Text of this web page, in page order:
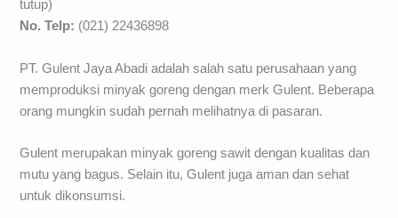
tutup)
No. Telp: (021) 22436898
PT. Gulent Jaya Abadi adalah salah satu perusahaan yang
memproduksi minyak goreng dengan merk Gulent. Beberapa
orang mungkin sudah pernah melihatnya di pasaran.
Gulent merupakan minyak goreng sawit dengan kualitas dan
mutu yang bagus. Selain itu, Gulent juga aman dan sehat
untuk dikonsumsi.